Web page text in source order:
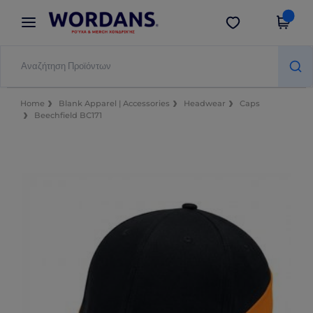
× Εφαρμογή Wordans
Καλύτερες τιμές στην εφαρμογή!
Λήψη app
Home Blank Apparel | Accessories Headwear
Caps
Beechfield BC171